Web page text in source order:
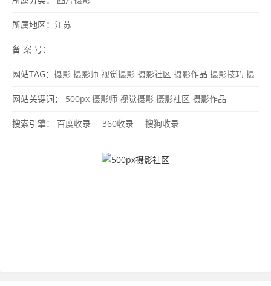
所属地区： 江苏
备 案 号：
网站TAG： 摄影 摄影师 视觉摄影 摄影社区 摄影作品 摄影技巧 摄
影活动 摄影部落 摄影图片 500px
网站关键词： 500px 摄影师 视觉摄影 摄影社区 摄影作品
搜索引擎： 百度收录 360收录 搜狗收录